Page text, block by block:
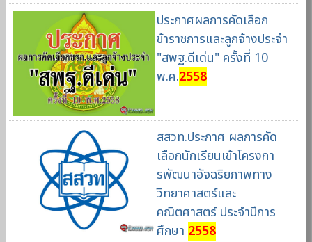
ประกาศผลการคัดเลือก
ข้าราชการและลูกจ้างประจำ
"สพฐ.ดีเด่น" ครั้งที่ 10
พ.ศ.2558
สสวท.ประกาศ ผลการคัด
เลือกนักเรียนเข้าโครงกา
รพัฒนาอัจฉริยภาพทาง
วิทยาศาสตร์และ
คณิตศาสตร์ ประจำปีการ
ศึกษา 2558